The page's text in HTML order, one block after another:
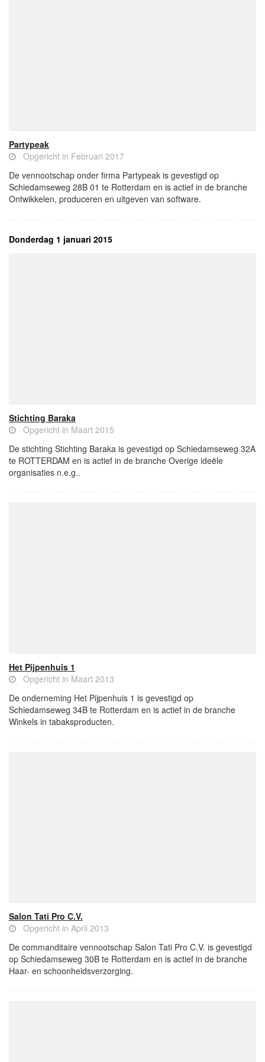
Partypeak
Opgericht in Februari 2017
De vennootschap onder firma Partypeak is gevestigd op
Schiedamseweg 28B 01 te Rotterdam en is actief in de branche
Ontwikkelen, produceren en uitgeven van software.
Donderdag 1 januari 2015
Stichting Baraka
Opgericht in Maart 2015
De stichting Stichting Baraka is gevestigd op Schiedamseweg 32A
te ROTTERDAM en is actief in de branche Overige ideële
organisaties n.e.g..
Het Pijpenhuis 1
Opgericht in Maart 2013
De onderneming Het Pijpenhuis 1 is gevestigd op
Schiedamseweg 34B te Rotterdam en is actief in de branche
Winkels in tabaksproducten.
Salon Tati Pro C.V.
Opgericht in April 2013
De commanditaire vennootschap Salon Tati Pro C.V. is gevestigd
op Schiedamseweg 30B te Rotterdam en is actief in de branche
Haar- en schoonheidsverzorging.